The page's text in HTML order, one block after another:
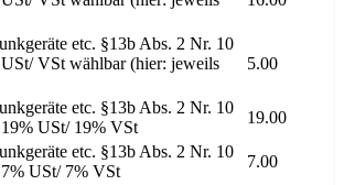
etc. §13b Abs. 2 Nr. 10
VSt wählbar (hier: jeweils
5.00
etc. §13b Abs. 2 Nr. 10
USt/ 19% VSt
19.00
etc. §13b Abs. 2 Nr. 10
USt/ 7% VSt
7.00